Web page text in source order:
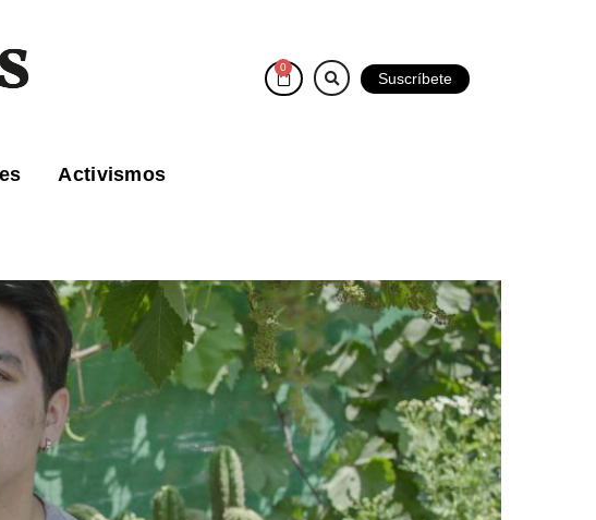
0
Suscríbete
Activismos